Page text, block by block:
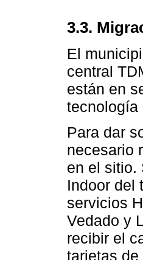
3.3.
El
central
están en
tecnología
Para dar
necesario
en el sitio.
Indoor del
servicios
Vedado y
recibir el
tarjetas